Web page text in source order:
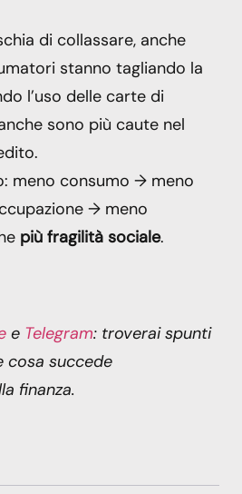
di collassare, anche
stanno tagliando la
l’uso delle carte di
sono più caute nel
meno consumo → meno
→ meno
più fragilità sociale.
e Telegram: troverai spunti
cosa succede
finanza.